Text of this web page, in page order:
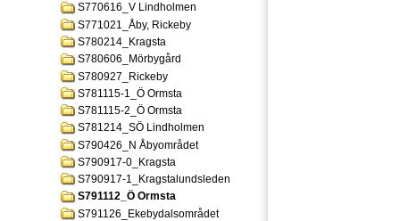
S770616_V Lindholmen
S771021_Åby, Rickeby
S780214_Kragsta
S780606_Mörbygård
S780927_Rickeby
S781115-1_Ö Ormsta
S781115-2_Ö Ormsta
S781214_SÖ Lindholmen
S790426_N Åbyområdet
S790917-0_Kragsta
S790917-1_Kragstalundsleden
S791112_Ö Ormsta
S791126_Ekebydalsområdet